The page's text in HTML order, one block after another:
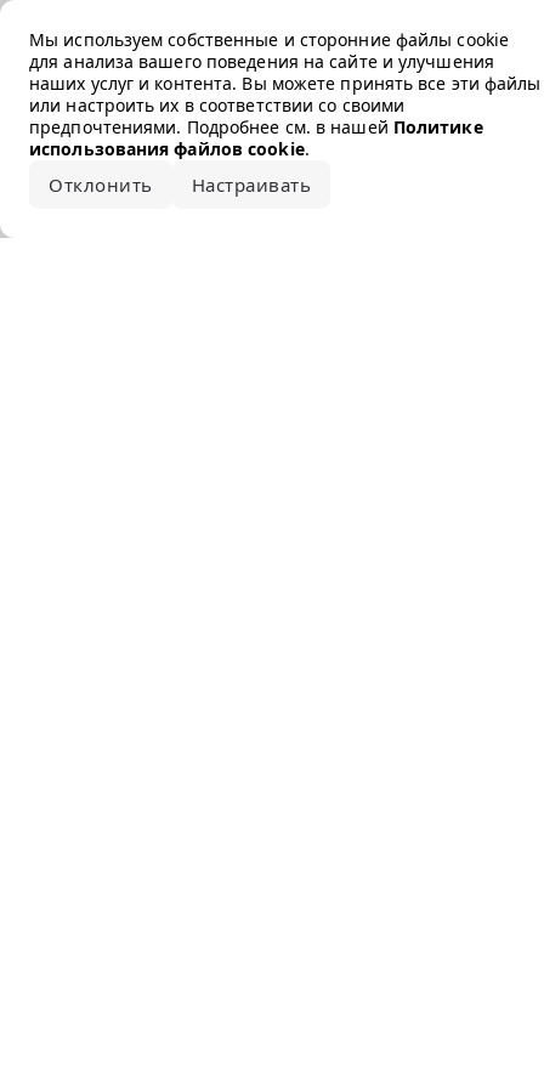
Мы используем собственные и сторонние файлы cookie
для анализа вашего поведения на сайте и улучшения
наших услуг и контента. Вы можете принять все эти файлы
или настроить их в соответствии со своими
предпочтениями. Подробнее см. в нашей Политике
использования файлов cookie.
Отклонить Настраивать
Error loading the brand